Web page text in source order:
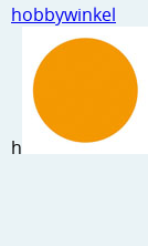
Stans
Stempels en zo
Template,
hobbywinkel
h